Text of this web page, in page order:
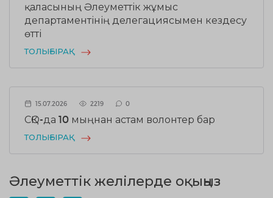
қаласының Әлеуметтік жұмыс
департаментінің делегациясымен кездесу
өтті
ТОЛЫҒЫРАҚ
15.07.2026 2219 0
СҚО-да 10 мыңнан астам волонтер бар
ТОЛЫҒЫРАҚ
Әлеуметтік желілерде оқыңыз